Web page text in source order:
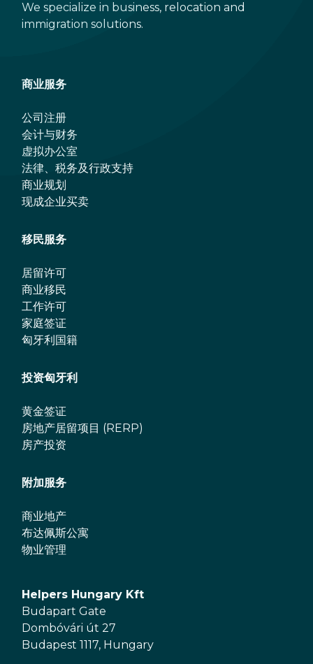
We specialize in business, relocation and
immigration solutions.
商业服务
公司注册
会计与财务
虚拟办公室
法律、税务及行政支持
商业规划
现成企业买卖
移民服务
居留许可
商业移民
工作许可
家庭签证
匈牙利国籍
投资匈牙利
黄金签证
房地产居留项目 (RERP)
房产投资
附加服务
商业地产
布达佩斯公寓
物业管理
Helpers Hungary Kft
Budapart Gate
Dombóvári út 27
Budapest 1117, Hungary